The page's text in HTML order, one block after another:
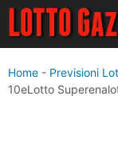
Vai
contenuto
Home - Previsioni
10eLotto